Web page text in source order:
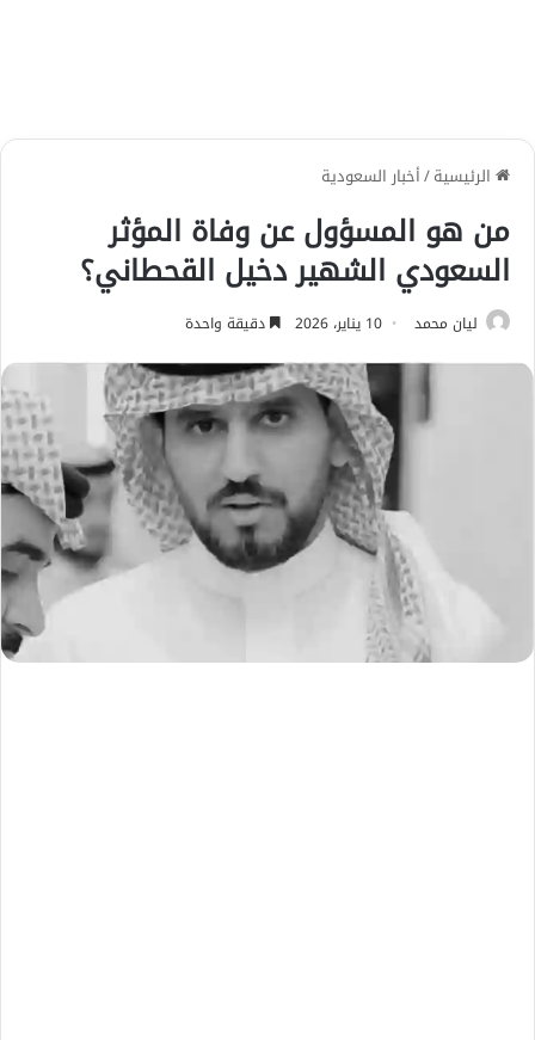
الرئيسية/أخبار السعودية
من هو المسؤول عن وفاة المؤثر
السعودي الشهير دخيل القحطاني؟
ليان محمد 10 يناير، 2026 دقيقة واحدة